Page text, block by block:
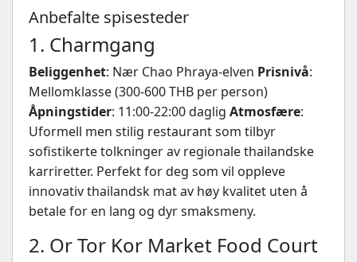
Anbefalte spisesteder
1. Charmgang
Beliggenhet: Nær Chao Phraya-elven Prisnivå:
Mellomklasse (300-600 THB per person)
Åpningstider: 11:00-22:00 daglig Atmosfære:
Uformell men stilig restaurant som tilbyr
sofistikerte tolkninger av regionale thailandske
karriretter. Perfekt for deg som vil oppleve
innovativ thailandsk mat av høy kvalitet uten å
betale for en lang og dyr smaksmeny.
2. Or Tor Kor Market Food Court